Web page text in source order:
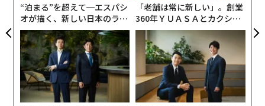
“泊まる”を超えて─エスパシ
オが描く、新しい日本のラグ
ジュアリー（中編）
「老舗は常に新しい」。創業
360年ＹＵＡＳＡとカクシン
CEO田尻望が語る、AIを超え
る人の価値